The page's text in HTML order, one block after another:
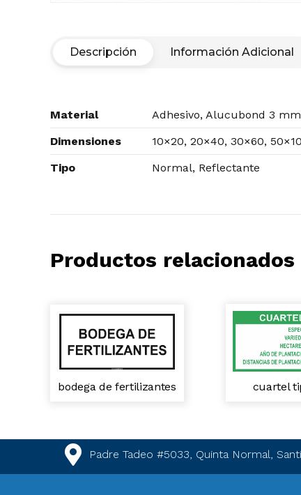
Descripción Información Adicional
Material
Adhesivo, Alucubond 3
Dimensiones
10×20, 20×40, 30×60,
Tipo
Normal, Reflectante
Productos relacionados
bodega de fertilizantes cuartel
Padre Tadeo #5033, Quinta Normal,